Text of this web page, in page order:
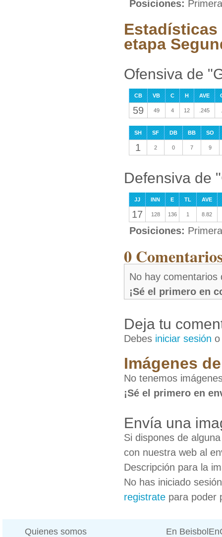
Posiciones:
Estadísticas
etapa
Ofensiva de
CB VB C H AVE
59 49 4 12 .245
SH SF DB BB SO
1 2 0 7 9
Defensiva de
JJ INN E TL AVE
17 128 136 1 8.82
Posiciones:
0
No hay comentarios
¡Sé el primero en
Deja tu
Debes iniciar sesión
Imágenes
No tenemos
¡Sé el primero en
Envía una
Si dispones de
con nuestra web al
Descripción para la
No has iniciado
registrate para poder
Quienes somos En